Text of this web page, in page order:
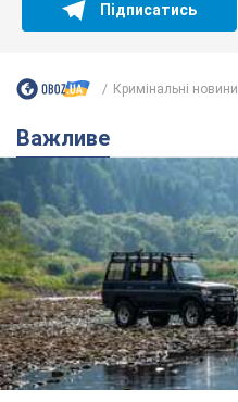
Підписатись
Кримінальні новини
Важливе